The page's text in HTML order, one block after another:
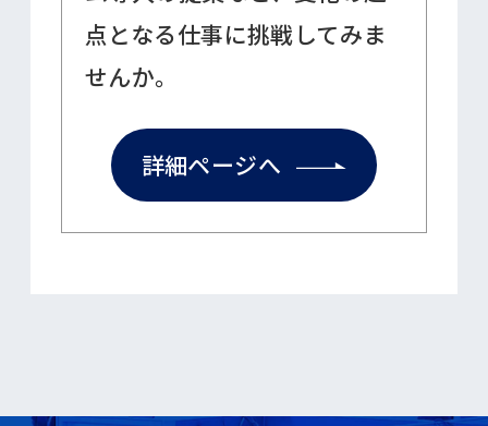
システム開発・製品紹介
採用情報
お知らせ
点となる仕事に挑戦してみま
せんか。
詳細ページへ